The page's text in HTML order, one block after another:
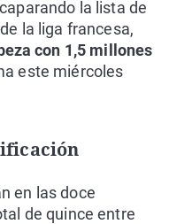
la lista de
la liga francesa,
con 1,5 millones
este miércoles
en las doce
de quince entre